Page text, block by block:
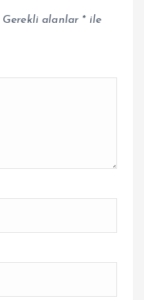
Gerekli alanlar *ile